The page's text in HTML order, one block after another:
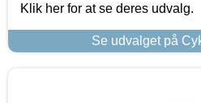
Klik her for at se deres udvalg.
Se udvalget på